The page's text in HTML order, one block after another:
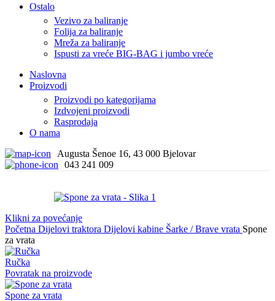
Ostalo
Vezivo za baliranje
Folija za baliranje
Mreža za baliranje
Ispusti za vreće BIG-BAG i jumbo vreće
Naslovna
Proizvodi
Proizvodi po kategorijama
Izdvojeni proizvodi
Rasprodaja
O nama
Augusta Šenoe 16, 43 000 Bjelovar
043 241 009
Klikni za povećanje
Početna Dijelovi traktora Dijelovi kabine Šarke / Brave vrata Spone
za vrata
Ručka
Povratak na proizvode
Spone za vrata